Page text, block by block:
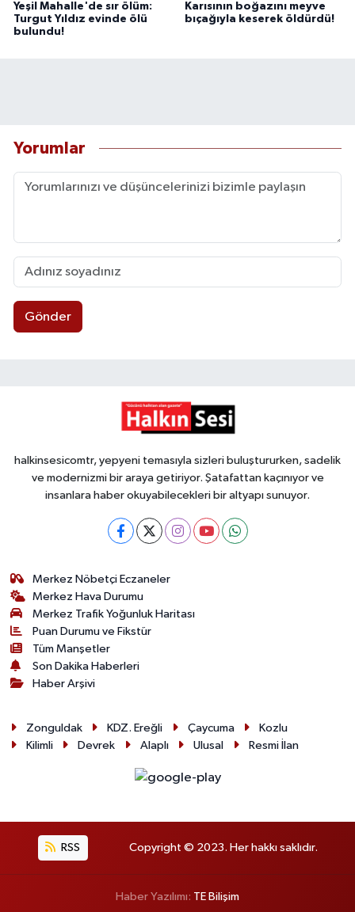
Yeşil Mahalle'de sır ölüm:
Turgut Yıldız evinde ölü
bulundu!
Karısının boğazını meyve
bıçağıyla keserek öldürdü!
Yorumlar
Gönder
halkinsesicomtr, yepyeni temasıyla sizleri buluştururken, sadelik
ve modernizmi bir araya getiriyor. Şatafattan kaçınıyor ve
insanlara haber okuyabilecekleri bir altyapı sunuyor.
Merkez Nöbetçi Eczaneler
Merkez Hava Durumu
Merkez Trafik Yoğunluk Haritası
Puan Durumu ve Fikstür
Tüm Manşetler
Son Dakika Haberleri
Haber Arşivi
Zonguldak KDZ. Ereğli Çaycuma
Kozlu
Kilimli
Devrek Alaplı Ulusal Resmi İlan
RSS Copyright © 2023. Her hakkı saklıdır.
Haber Yazılımı: TE Bilişim